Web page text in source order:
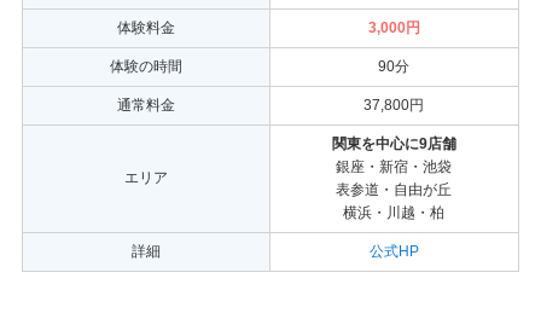
体験料金 3,000円
体験の時間 90分
通常料金 37,800円
エリア
関東を中心に9店舗
銀座・新宿・池袋
表参道・自由が丘
横浜・川越・柏
詳細 公式HP